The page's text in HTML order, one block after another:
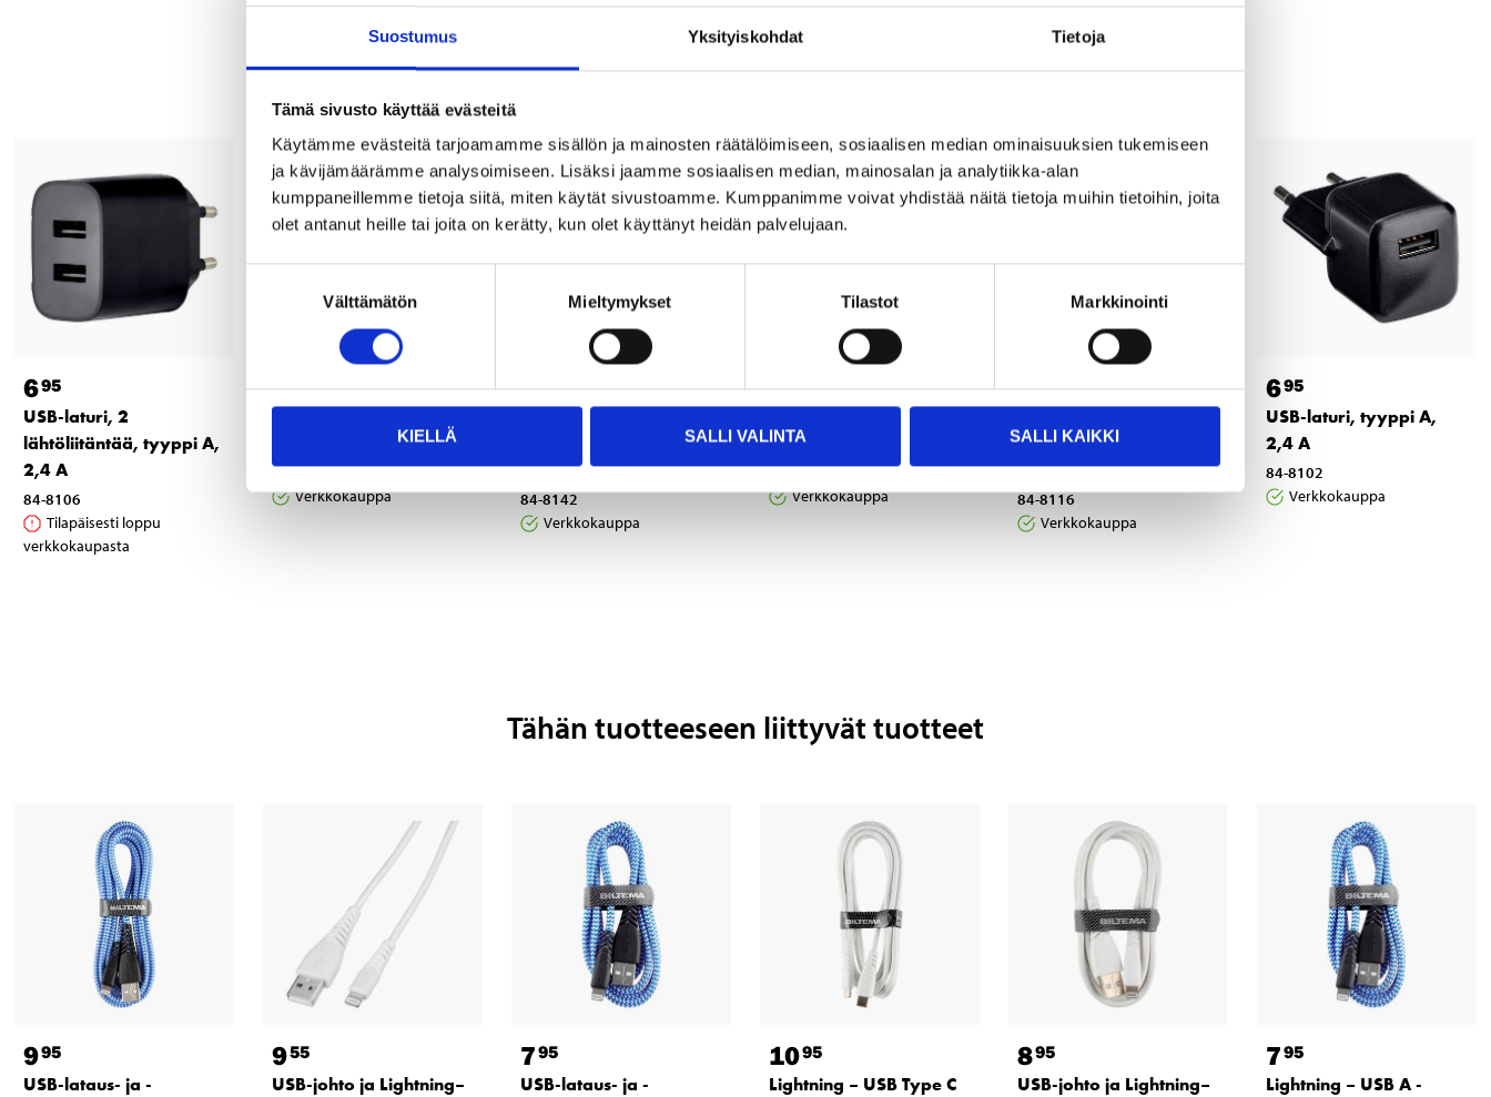
Suostumus Yksityiskohdat Tietoja
Tämä sivusto käyttää evästeitä
Käytämme evästeitä tarjoamamme sisällön ja mainosten räätälöimiseen, sosiaalisen median ominaisuuksien tukemiseen
ja kävijämäärämme analysoimiseen. Lisäksi jaamme sosiaalisen median, mainosalan ja analytiikka-alan
kumppaneillemme tietoja siitä, miten käytät sivustoamme. Kumppanimme voivat yhdistää näitä tietoja muihin tietoihin, joita
olet antanut heille tai joita on kerätty, kun olet käyttänyt heidän palvelujaan.
Välttämätön Mieltymykset Tilastot Markkinointi
KIELLÄ SALLI VALINTA SALLI KAIKKI
Muut asiakkaat ostivat myös
695
USB-laturi, 2
lähtöliitäntää, tyyppi A,
2,4 A
84-8106
Tilapäisesti loppu
verkkokaupasta
365
Käyttövalmis tuulilasin
pesuneste, 3,5 litraa
36-5052
Verkkokauppa
1195
USB-laturi, 3
lähtöliitäntää, tyyppi A
& C, 3 A
84-8142
Verkkokauppa
555
Autolaturi, 1 x USB,
12/24 V
85-7991
Verkkokauppa
1495
USB C ja 2 x USB A, 40
W
84-8116
Verkkokauppa
695
USB-laturi, tyyppi A,
2,4 A
84-8102
Verkkokauppa
Tähän tuotteeseen liittyvät tuotteet
995
USB-lataus- ja -
955
USB-johto ja Lightning–
795
USB-lataus- ja -
1095
Lightning – USB Type C
895
USB-johto ja Lightning–
795
Lightning – USB A -